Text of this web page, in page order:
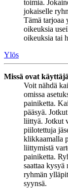
toimia.
jokaiselle
Tämä tarjoaa
oikeuksia
oikeuksia tai
Ylös
Missä ovat
Voit nähdä
omissa
painiketta.
pääsyä.
liittyä. Jotkut
piilotettuja
klikkaamalla
liittymistä
painiketta.
saattaa
ryhmän
syynsä.